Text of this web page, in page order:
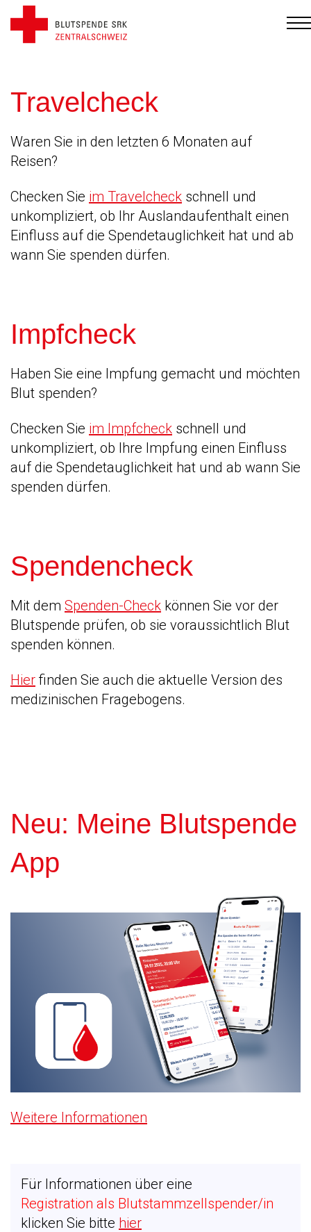
Travelcheck
Waren Sie in den letzten 6 Monaten auf
Reisen?
Checken Sie im Travelcheck schnell und
unkompliziert, ob Ihr Auslandaufenthalt einen
Einfluss auf die Spendetauglichkeit hat und ab
wann Sie spenden dürfen.
Impfcheck
Haben Sie eine Impfung gemacht und möchten
Blut spenden?
Checken Sie im Impfcheck schnell und
unkompliziert, ob Ihre Impfung einen Einfluss
auf die Spendetauglichkeit hat und ab wann Sie
spenden dürfen.
Spendencheck
Mit dem Spenden-Check können Sie vor der
Blutspende prüfen, ob sie voraussichtlich Blut
spenden können.
Hier finden Sie auch die aktuelle Version des
medizinischen Fragebogens.
Neu: Meine Blutspende
App
Weitere Informationen
Für Informationen über eine
Registration als Blutstammzellspender/in
klicken Sie bitte hier